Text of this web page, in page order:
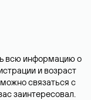
всю информацию о
и возраст
связаться с
заинтересовал.